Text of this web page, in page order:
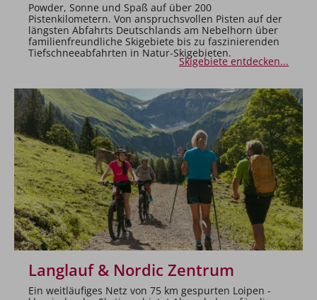
Powder, Sonne und Spaß auf über 200
Pistenkilometern. Von anspruchsvollen Pisten auf der
längsten Abfahrts Deutschlands am Nebelhorn über
familienfreundliche Skigebiete bis zu faszinierenden
Tiefschneeabfahrten in Natur-Skigebieten.
Skigebiete entdecken...
Langlauf & Nordic Zentrum
Ein weitläufiges Netz von 75 km gespurten Loipen -